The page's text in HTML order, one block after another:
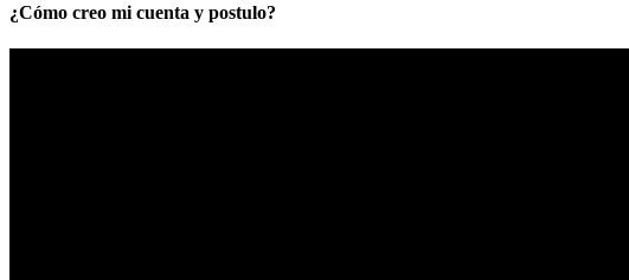
¿Cómo creo mi cuenta y postulo?